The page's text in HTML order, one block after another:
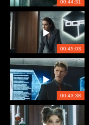
00:44:31
00:45:03
00:43:38